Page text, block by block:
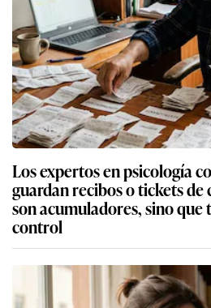
Los expertos en psicología
guardan recibos o tickets de
son acumuladores, sino que
control